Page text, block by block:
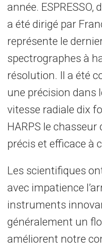
année.
a été dirigé par
représente le
spectrographes à
résolution. Il a été
une précision dans
vitesse radiale dix
HARPS le chasseur
précis et efficace à
Les scientifiques
avec impatience
instruments
généralement un
améliorent notre